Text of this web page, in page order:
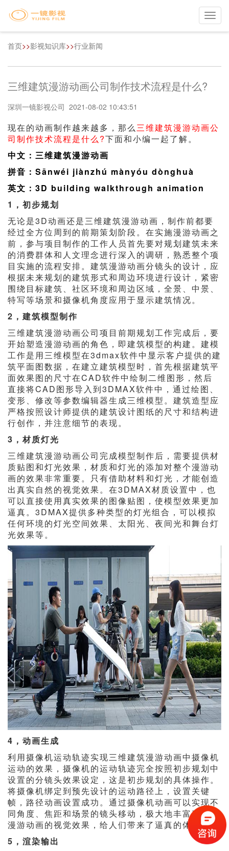
首页>>影视知识库>>行业新闻
三维建筑漫游动画公司制作技术流程是什么?
深圳一镜影视公司 2021-08-02 10:43:51
现在的动画制作越来越多，那么三维建筑漫游动画公
司制作技术流程是什么?下面和小编一起了解。
中文：三维建筑漫游动画
拼音：Sānwéi jiànzhú mànyóu dònghuà
英文：3D building walkthrough animation
1，初步规划
无论是3D动画还是三维建筑漫游动画，制作前都要
经过全方位周到的前期策划阶段。在实施漫游动画之
前，参与项目制作的工作人员首先要对规划建筑未来
的消费群体和人文理念进行深入的调研，熟悉整个项
目实施的流程安排。建筑漫游动画分镜头的设计，应
根据未来规划的建筑形式和周边环境进行设计，紧密
围绕目标建筑、社区环境和周边区域，全景、中景、
特写等场景和摄像机角度应用于显示建筑情况。
2，建筑模型制作
三维建筑漫游动画公司项目前期规划工作完成后，要
开始塑造漫游动画的角色，即建筑模型的构建。建模
工作是用三维模型在3dmax软件中显示客户提供的建
筑平面图数据，在建立建筑模型时，首先根据建筑平
面效果图的尺寸在CAD软件中绘制二维图形，然后
直接将CAD图形导入到3DMAX软件中，通过绘图、
变形、修改等参数编辑器生成三维模型。建筑造型应
严格按照设计师提供的建筑设计图纸的尺寸和结构进
行创作，并注意细节的表现。
3，材质灯光
三维建筑漫游动画公司完成模型制作后，需要提供材
质贴图和灯光效果，材质和灯光的添加对整个漫游动
画的效果非常重要。只有借助材料和灯光，才能创造
出真实自然的视觉效果。在3DMAX材质设置中，也
可以直接使用真实效果的图像贴图，使模型效果更加
逼真。3DMAX提供多种类型的灯光组合，可以模拟
任何环境的灯光空间效果、太阳光、夜间光和舞台灯
光效果等。
4，动画生成
利用摄像机运动轨迹实现三维建筑漫游动画中摄像机
运动的效果，摄像机的运动轨迹完全按照初步规划中
设置的分镜头效果设定，这是初步规划的具体操作。
将摄像机绑定到预先设计的运动路径上，设置关键
帧，路径动画设置成功。通过摄像机动画可以实现不
同角度、焦距和场景的镜头移动，极大地丰富了建筑
漫游动画的视觉效果，给人们带来了逼真的体验。
5，渲染输出